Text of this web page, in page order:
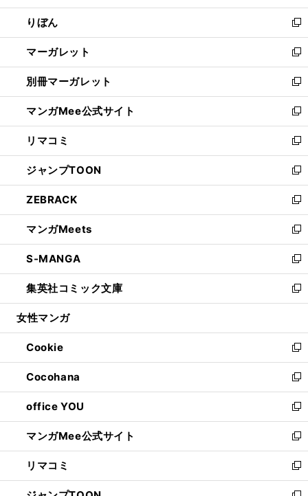
開
く
ウ
で
開
く
ン
ド
ウ
で
開
く
ウ
ィ
ン
ド
ウ
で
開
く
りぼん
新
し
い
ウ
ィ
ン
ド
ウ
で
開
く
マーガレット
新
し
い
ウ
ィ
ン
ド
ウ
で
開
く
別冊マーガレット
新
し
い
ウ
ィ
ン
ド
ウ
で
開
く
マンガMee公式サイト
新
し
い
ウ
ィ
ン
ド
ウ
で
開
く
リマコミ
新
し
い
ウ
ィ
ン
ド
ウ
で
開
く
ジャンプTOON
新
し
い
ウ
ィ
ン
ド
ウ
で
開
ZEBRACK
新
し
い
ウ
ィ
ン
ド
ウ
開
く
マンガMeets
新
し
い
ウ
ィ
ン
ウ
で
開
く
S-MANGA
新
し
い
ウ
ン
ド
ウ
で
開
く
集英社コミック文庫
新
し
ウ
ィ
ン
ド
ウ
で
開
く
女性マンガ
Cookie
新
し
い
ウ
ィ
ン
ド
ウ
で
開
Cocohana
新
し
い
ウ
ィ
ン
ド
ウ
office YOU
新
し
い
ウ
ィ
ン
マンガMee公式サイト
新
し
い
ウ
リマコミ
新
し